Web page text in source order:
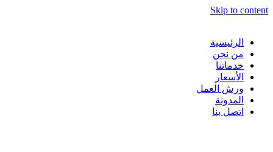
Skip to
الرئيسية
من نحن
خدماتنا
الأسعار
ورش العمل
المدونة
اتصل بنا